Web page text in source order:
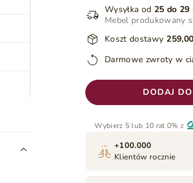
Wysyłka od 25 do 29
Mebel produkowany
Koszt dostawy
Darmowe zwroty w
DODAJ
Wybierz 5 lub 10 rat 0% z
+100.000
Klientów rocznie